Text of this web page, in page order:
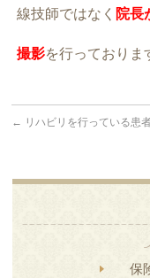
線技師ではなく 院長
撮影を行っておりま
← リハビリを行っている患
保